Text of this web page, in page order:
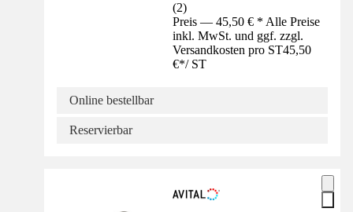
(2)
Preis — 45,50 € * Alle Preise
inkl. MwSt. und ggf. zzgl.
Versandkosten pro ST45,50
€*/ ST
Online bestellbar
Reservierbar